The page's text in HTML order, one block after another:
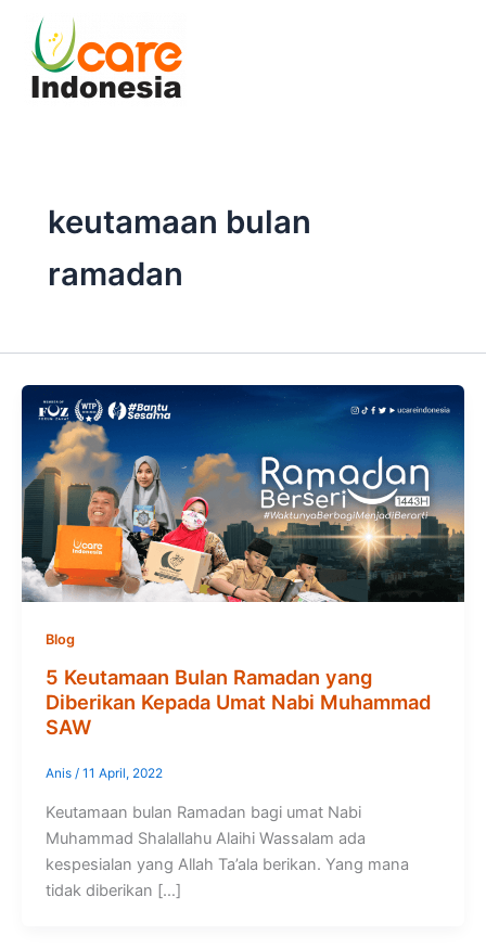
content
keutamaan bulan
ramadan
Blog
5 Keutamaan Bulan Ramadan yang
Diberikan Kepada Umat Nabi Muhammad
SAW
Anis / 11 April, 2022
Keutamaan bulan Ramadan bagi umat Nabi
Muhammad Shalallahu Alaihi Wassalam ada
kespesialan yang Allah Ta’ala berikan. Yang mana
tidak diberikan […]